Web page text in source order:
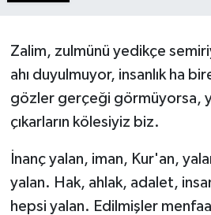
Zalim, zulmünü yedikçe
ahı duyulmuyor, insanlık ha
gözler gerçeği görmüyorsa,
çıkarların kölesiyiz biz.
İnanç yalan, iman, Kur'an,
yalan. Hak, ahlak, adalet,
hepsi yalan. Edilmişler